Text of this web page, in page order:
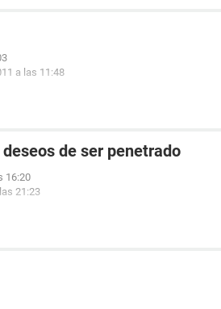
a las 11:48
de ser penetrado
16:20
21:23